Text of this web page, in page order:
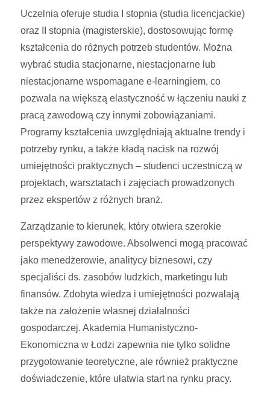
Uczelnia oferuje studia I stopnia (studia licencjackie)
oraz II stopnia (magisterskie), dostosowując formę
kształcenia do różnych potrzeb studentów. Można
wybrać studia stacjonarne, niestacjonarne lub
niestacjonarne wspomagane e-learningiem, co
pozwala na większą elastyczność w łączeniu nauki z
pracą zawodową czy innymi zobowiązaniami.
Programy kształcenia uwzględniają aktualne trendy i
potrzeby rynku, a także kładą nacisk na rozwój
umiejętności praktycznych – studenci uczestniczą w
projektach, warsztatach i zajęciach prowadzonych
przez ekspertów z różnych branż.
Zarządzanie to kierunek, który otwiera szerokie
perspektywy zawodowe. Absolwenci mogą pracować
jako menedżerowie, analitycy biznesowi, czy
specjaliści ds. zasobów ludzkich, marketingu lub
finansów. Zdobyta wiedza i umiejętności pozwalają
także na założenie własnej działalności
gospodarczej. Akademia Humanistyczno-
Ekonomiczna w Łodzi zapewnia nie tylko solidne
przygotowanie teoretyczne, ale również praktyczne
doświadczenie, które ułatwia start na rynku pracy.